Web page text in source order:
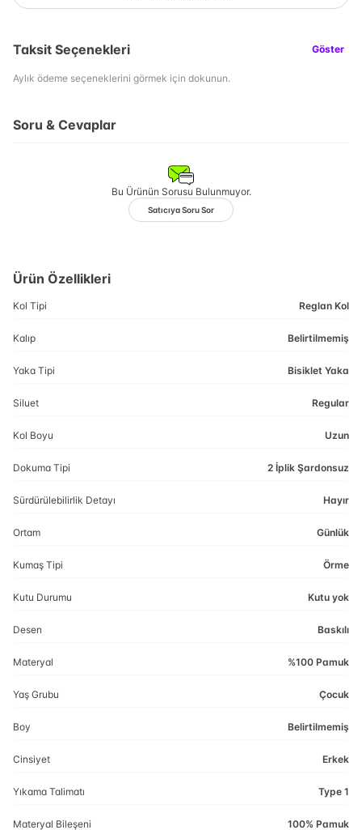
Taksit Seçenekleri Göster
Aylık ödeme seçeneklerini görmek için dokunun.
Soru & Cevaplar
Bu Ürünün Sorusu Bulunmuyor.
Satıcıya Soru Sor
Ürün Özellikleri
Kol Tipi Reglan Kol
Kalıp Belirtilmemiş
Yaka Tipi Bisiklet Yaka
Siluet Regular
Kol Boyu Uzun
Dokuma Tipi 2 İplik Şardonsuz
Sürdürülebilirlik Detayı Hayır
Ortam Günlük
Kumaş Tipi Örme
Kutu Durumu Kutu yok
Desen Baskılı
Materyal %100 Pamuk
Yaş Grubu Çocuk
Boy Belirtilmemiş
Cinsiyet Erkek
Yıkama Talimatı Type 1
Materyal Bileşeni 100% Pamuk